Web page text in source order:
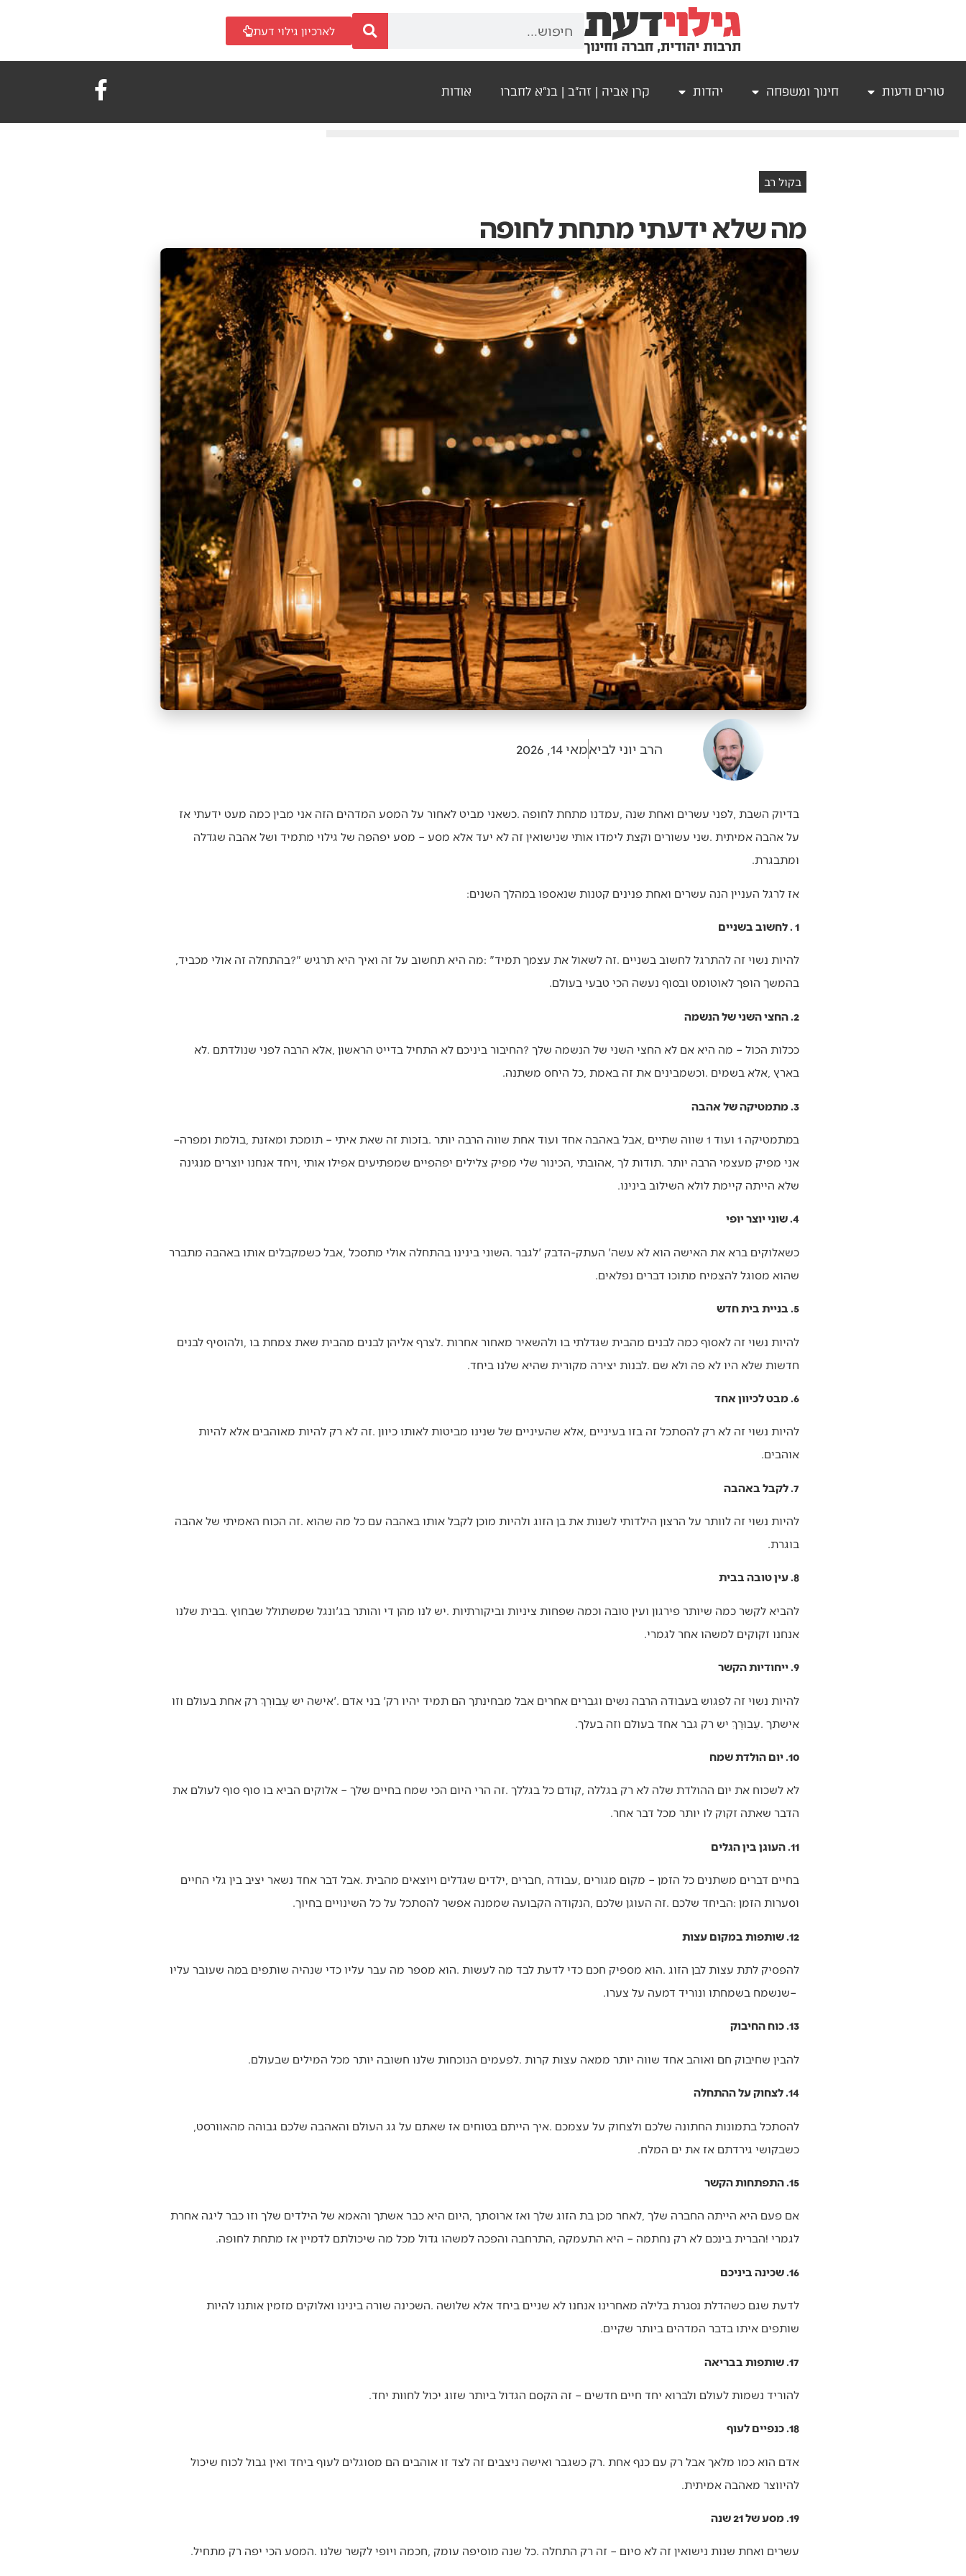
לארכיון גילוי דעת
טורים ודעות חינוך ומשפחה יהדות קרן אביה | זה"ב | בנ"א לחברו אודות
בקול רב
מה שלא ידעתי מתחת לחופה
הרב יוני לביאמאי 14, 2026
‬ומתבגרת‭.‬
אז‭ ‬לרגל‭ ‬העניין‭ ‬הנה‭ ‬עשרים‭ ‬ואחת‭ ‬פנינים‭ ‬קטנות‭ ‬שנאספו‭ ‬במהלך‭ ‬השנים‭:‬
1 . לחשוב בשניים
‬בהמשך‭ ‬הופך‭ ‬לאוטומט‭ ‬ובסוף‭ ‬נעשה‭ ‬הכי‭ ‬טבעי‭ ‬בעולם‭.‬
2. החצי השני של הנשמה
‬בארץ‭, ‬אלא‭ ‬בשמים‭. ‬וכשמבינים‭ ‬את‭ ‬זה‭ ‬באמת‭, ‬כל‭ ‬היחס‭ ‬משתנה‭.‬
3. מתמטיקה של אהבה
במתמטיקה‭ ‬1‭ ‬ועוד‭ ‬1‭ ‬שווה‭ ‬שתיים‭, ‬אבל‭ ‬באהבה‭ ‬אחד‭ ‬ועוד‭ ‬אחת‭ ‬שווה‭ ‬הרבה‭ ‬יותר‭. ‬בזכות‭ ‬זה‭ ‬שאת‭ ‬איתי‭ – ‬תומכת‭ ‬ומאזנת‭, ‬בולמת‭ ‬ומפרה‭ –
‬שלא‭ ‬הייתה‭ ‬קיימת‭ ‬לולא‭ ‬השילוב‭ ‬בינינו‭.‬
4. שוני יוצר יופי
‬שהוא‭ ‬מסוגל‭ ‬להצמיח‭ ‬מתוכו‭ ‬דברים‭ ‬נפלאים‭.‬
5. בניית בית חדש
‬חדשות‭ ‬שלא‭ ‬היו‭ ‬לא‭ ‬פה‭ ‬ולא‭ ‬שם‭. ‬לבנות‭ ‬יצירה‭ ‬מקורית‭ ‬שהיא‭ ‬שלנו‭ ‬ביחד‭.‬
6. מבט לכיוון אחד
‬אוהבים‭.‬
7. לקבל באהבה
‬בוגרת‭.‬
8. עין טובה בבית
‬אנחנו‭ ‬זקוקים‭ ‬למשהו‭ ‬אחר‭ ‬לגמרי‭.‬
9. ייחודיות הקשר
‬אישתך‭. ‬עֲבוּרֵךְ‭ ‬יש‭ ‬רק‭ ‬גבר‭ ‬אחד‭ ‬בעולם‭ ‬וזה‭ ‬בעלך‭.‬
10. יום הולדת שמח
‬הדבר‭ ‬שאתה‭ ‬זקוק‭ ‬לו‭ ‬יותר‭ ‬מכל‭ ‬דבר‭ ‬אחר‭.‬
11. העוגן בין הגלים
‬וסערות‭ ‬הזמן‭: ‬הביחד‭ ‬שלכם‭. ‬זה‭ ‬העוגן‭ ‬שלכם‭, ‬הנקודה‭ ‬הקבועה‭ ‬שממנה‭ ‬אפשר‭ ‬להסתכל‭ ‬על‭ ‬כל‭ ‬השינויים‭ ‬בחיוך‭.‬
12. שותפות במקום עצות
– ‬שנשמח‭ ‬בשמחתו‭ ‬ונוריד‭ ‬דמעה‭ ‬על‭ ‬צערו‭.‬
13. כוח החיבוק
להבין‭ ‬שחיבוק‭ ‬חם‭ ‬ואוהב‭ ‬אחד‭ ‬שווה‭ ‬יותר‭ ‬ממאה‭ ‬עצות‭ ‬קרות‭. ‬לפעמים‭ ‬הנוכחות‭ ‬שלנו‭ ‬חשובה‭ ‬יותר‭ ‬מכל‭ ‬המילים‭ ‬שבעולם‭.‬
14. לצחוק על ההתחלה
‬כשבקושי‭ ‬גירדתם‭ ‬אז‭ ‬את‭ ‬ים‭ ‬המלח‭.‬
15. התפתחות הקשר
‬לגמרי‭! ‬הברית‭ ‬בינכם‭ ‬לא‭ ‬רק‭ ‬נחתמה‭ – ‬היא‭ ‬התעמקה‭, ‬התרחבה‭ ‬והפכה‭ ‬למשהו‭ ‬גדול‭ ‬מכל‭ ‬מה‭ ‬שיכולתם‭ ‬לדמיין‭ ‬אז‭ ‬מתחת‭ ‬לחופה‭.‬
16. שכינה ביניכם
‬שותפים‭ ‬איתו‭ ‬בדבר‭ ‬המדהים‭ ‬ביותר‭ ‬שקיים‭.‬
17. שותפות בבריאה
להוריד‭ ‬נשמות‭ ‬לעולם‭ ‬ולברוא‭ ‬יחד‭ ‬חיים‭ ‬חדשים‭ – ‬זה‭ ‬הקסם‭ ‬הגדול‭ ‬ביותר‭ ‬שזוג‭ ‬יכול‭ ‬לחוות‭ ‬יחד‭.‬
18. כנפיים לעוף
‬להיווצר‭ ‬מאהבה‭ ‬אמיתית‭.‬
19. מסע של 21 שנה
עשרים‭ ‬ואחת‭ ‬שנות‭ ‬נישואין‭ ‬זה‭ ‬לא‭ ‬סיום‭ – ‬זה‭ ‬רק‭ ‬התחלה‭. ‬כל‭ ‬שנה‭ ‬מוסיפה‭ ‬עומק‭, ‬חכמה‭ ‬ויופי‭ ‬לקשר‭ ‬שלנו‭. ‬המסע‭ ‬הכי‭ ‬יפה‭ ‬רק‭ ‬מתחיל‭.‬